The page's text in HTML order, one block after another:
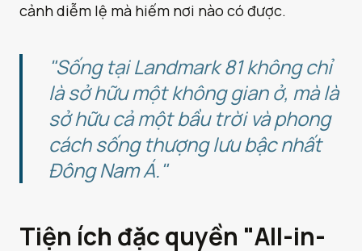
cảnh diễm lệ mà hiếm nơi nào có được.
"Sống tại Landmark 81 không chỉ
là sở hữu một không gian ở, mà là
sở hữu cả một bầu trời và phong
cách sống thượng lưu bậc nhất
Đông Nam Á."
Tiện ích đặc quyền "All-in-